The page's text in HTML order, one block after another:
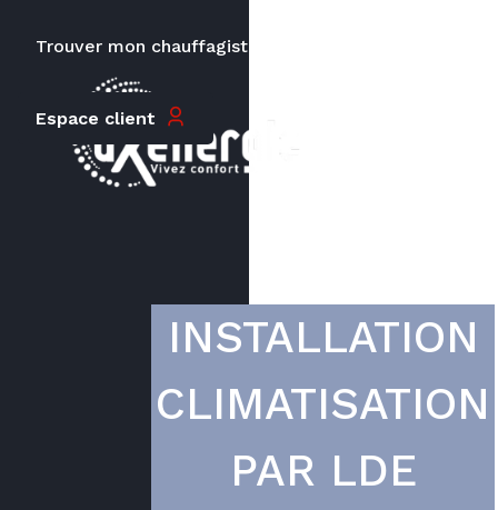
Trouver mon chauffagiste
Espace client
INSTALLATION
CLIMATISATION
PAR LDE